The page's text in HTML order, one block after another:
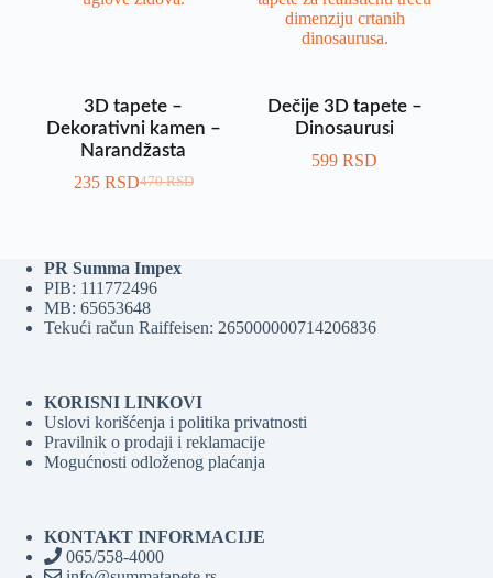
3D tapete –
Dekorativni kamen –
Narandžasta
470RSD
235 RSD
Dečije 3D tapete –
Dinosaurusi
599RSD
PR Summa Impex
PIB: 111772496
MB: 65653648
Tekući račun Raiffeisen: 265000000714206836
KORISNI LINKOVI
Uslovi korišćenja i politika privatnosti
Pravilnik o prodaji i reklamacije
Mogućnosti odloženog plaćanja
KONTAKT INFORMACIJE
065/558-4000